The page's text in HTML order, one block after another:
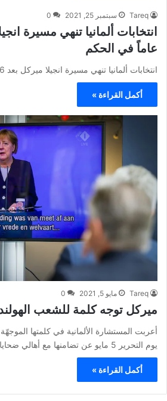
Tareq سبتمبر 25, 2021 0
عاماً في الحكم
انتخابات ألمانيا تنهي مسيرة انجيلا ميركل بعد 16 عاماً في الحكم
أكمل القراءة »
Tareq مايو 5, 2021 0
ميركل توجه كلمة للشعب
أعربت المستشارة الألمانية في كلمتها
يوم التحرير 5 مايو عن تضامنها مع أهالي ضحايا الحرب العالمية…
أكمل القراءة »